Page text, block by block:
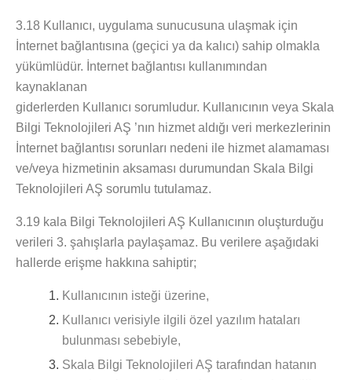
3.18 Kullanıcı, uygulama sunucusuna ulaşmak için
İnternet bağlantısına (geçici ya da kalıcı) sahip olmakla
yükümlüdür. İnternet bağlantısı kullanımından
kaynaklanan
giderlerden Kullanıcı sorumludur. Kullanıcının veya Skala
Bilgi Teknolojileri AŞ ’nın hizmet aldığı veri merkezlerinin
İnternet bağlantısı sorunları nedeni ile hizmet alamaması
ve/veya hizmetinin aksaması durumundan Skala Bilgi
Teknolojileri AŞ sorumlu tutulamaz.
3.19 kala Bilgi Teknolojileri AŞ Kullanıcının oluşturduğu
verileri 3. şahışlarla paylaşamaz. Bu verilere aşağıdaki
hallerde erişme hakkına sahiptir;
Kullanıcının isteği üzerine,
Kullanıcı verisiyle ilgili özel yazılım hataları
bulunması sebebiyle,
Skala Bilgi Teknolojileri AŞ tarafından hatanın